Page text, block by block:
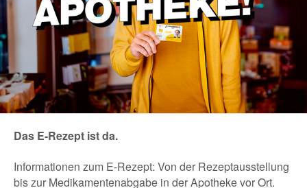
Das E-Rezept ist da.
Informationen zum E-Rezept: Von der Rezeptausstellung
bis zur Medikamentenabgabe in der Apotheke vor Ort.